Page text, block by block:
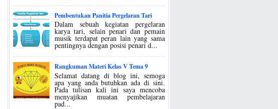
Pembentukan Panitia Pergelaran Tari
Dalam sebuah kegiatan pergelaran
karya tari, selain penari dan pemain
musik terdapat peran lain yang sama
pentingnya dengan posisi penari d...
Rangkuman Materi Kelas V Tema 9
Selamat datang di blog ini, semoga
apa yang anda butuhkan ada di sini.
Pada tulisan kali ini saya mencoba
menyajikan muatan pembelajaran
pad...